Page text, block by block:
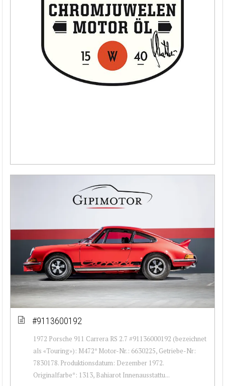
#9113600192
1972 Porsche 911 Carrera RS 2.7 #91136000192 (bezeichnet
als «Touring»): M472* Motor-Nr.: 6630225, Getriebe-Nr:
7830178. Produktionsdatum: Dezember 1972.
Originalfarbe*: 1313, Bahiarot Innenausstattu...